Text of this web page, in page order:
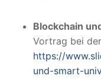
Blockchain
Vortrag bei
https://
und-smart-